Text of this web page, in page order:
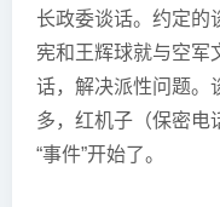
长政委谈话。约定的
宪和王辉球就与空军
话，解决派性问题。
多，红机子（保密电
“事件”开始了。